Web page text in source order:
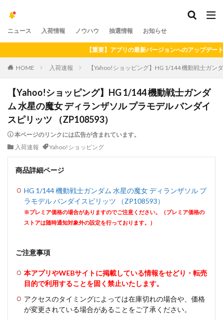
ニュース 入荷情報 ノウハウ 抽選情報 お知らせ
【重要】アプリの最新バージョンへのアップデートを
HOME 入荷速報 【Yahoo!ショッピング】HG 1/144 機動戦士ガ
【Yahoo!ショッピング】HG 1/144 機動戦士ガンダ
ム 水星の魔女 ディランザソル プラモデル バンダイ
スピリッツ （ZP108593）
本ページのリンクには広告が含まれています。
入荷速報
Yahoo!ショッピング
商品詳細ページ
HG 1/144 機動戦士ガンダム 水星の魔女 ディランザソル プ
ラモデル バンダイスピリッツ （ZP108593）
※プレミア価格の場合がありますのでご注意ください。（プレミア価格の
ストアは随時通知対象外の設定を行っております。）
ご注意事項
本アプリやWEBサイトに掲載している情報をせどり・転売
目的で利用することを固く禁止いたします。
アクセスのタイミングによっては在庫切れの場合や、価格
が変更されている場合があることをご了承ください。